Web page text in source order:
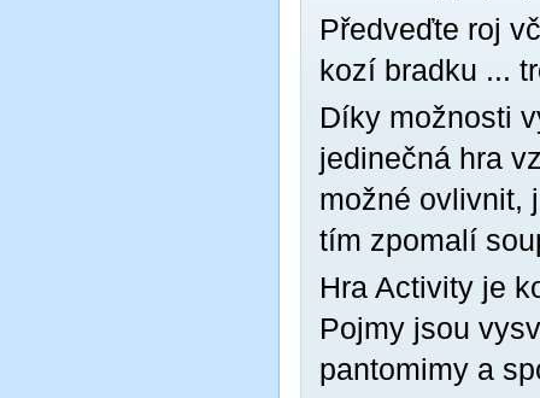
Předveďte roj
kozí bradku ...
Díky možnosti
jedinečná hra
možné ovlivnit,
tím zpomalí
Hra Activity je
Pojmy jsou
pantomimy a